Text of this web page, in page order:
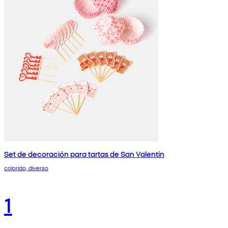
Set de decoración para tartas de San Valentín
colorido, diverso
1